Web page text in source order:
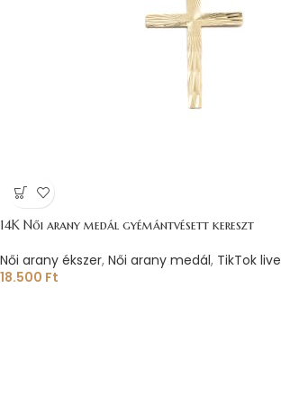
14K Női arany medál gyémántvésett kereszt
Női arany ékszer, Női arany medál, TikTok live
18.500 Ft